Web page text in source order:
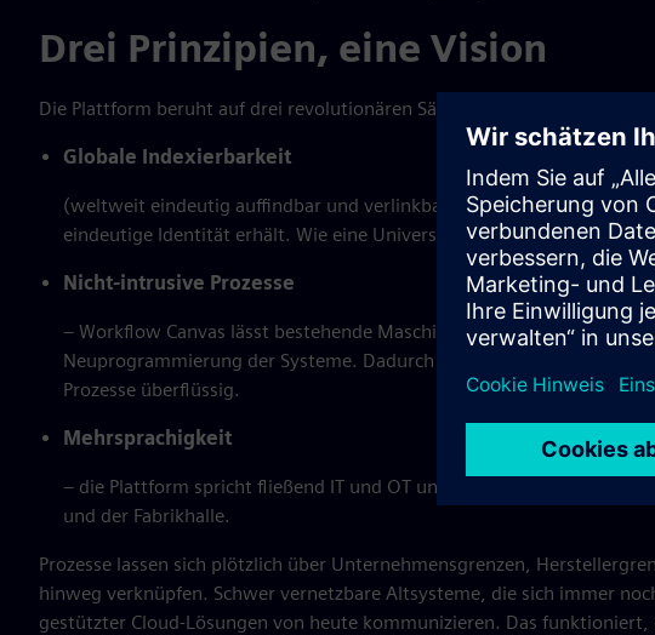
Drei Prinzipien, eine Vision
Die Plattform beruht auf drei revolutionären Säulen:
Globale Indexierbarkeit
(weltweit eindeutig auffindbar und verlinkbar) – was bedeutet, dass
eindeutige Identität erhält. Wie eine Universalpostadresse für
Nicht-intrusive Prozesse
– Workflow Canvas lässt bestehende Maschinen und Software
Neuprogrammierung der Systeme. Dadurch werden kostspielige
Prozesse überflüssig.
Mehrsprachigkeit
– die Plattform spricht fließend IT und OT und übersetzt zwischen
und der Fabrikhalle.
Prozesse lassen sich plötzlich über Unternehmensgrenzen,
hinweg verknüpfen. Schwer vernetzbare Altsysteme, die sich immer
gestützter Cloud-Lösungen von heute kommunizieren. Das funktioniert,